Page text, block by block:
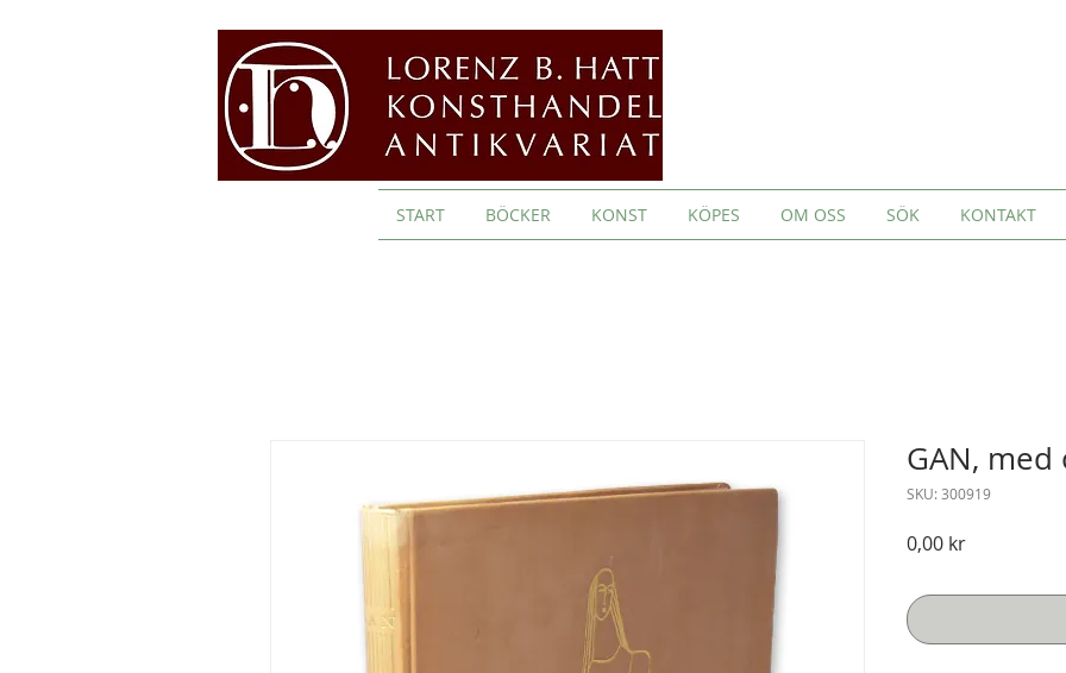
START BÖCKER KONST KÖPES OM OSS SÖK KONTAKT
GAN,
SKU: 300919
0,00 krPris